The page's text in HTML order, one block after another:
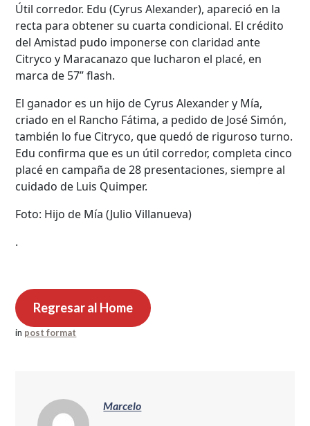
Útil corredor. Edu (Cyrus Alexander), apareció en la
recta para obtener su cuarta condicional. El crédito
del Amistad pudo imponerse con claridad ante
Citryco y Maracanazo que lucharon el placé, en
marca de 57” flash.
El ganador es un hijo de Cyrus Alexander y Mía,
criado en el Rancho Fátima, a pedido de José Simón,
también lo fue Citryco, que quedó de riguroso turno.
Edu confirma que es un útil corredor, completa cinco
placé en campaña de 28 presentaciones, siempre al
cuidado de Luis Quimper.
Foto: Hijo de Mía (Julio Villanueva)
.
Regresar al Home
in post format
Marcelo